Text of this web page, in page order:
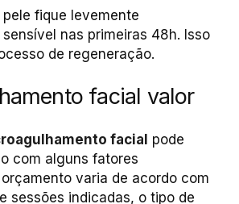
pele fique levemente
nas primeiras 48h. Isso
de regeneração.
facial valor
facial pode
com alguns fatores
varia de acordo com
sessões indicadas, o tipo de